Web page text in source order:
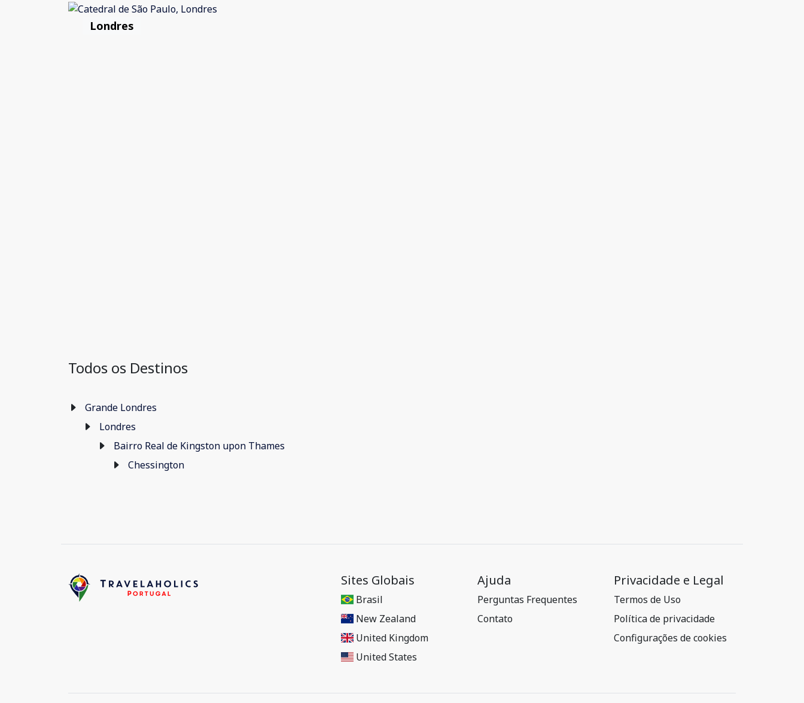
Londres
Todos os Destinos
Grande Londres
Londres
Bairro Real de Kingston upon Thames
Chessington
Sites Globais
Brasil
New Zealand
United Kingdom
United States
Ajuda
Perguntas Frequentes
Contato
Privacidade e Legal
Termos de Uso
Política de privacidade
Configurações de cookies